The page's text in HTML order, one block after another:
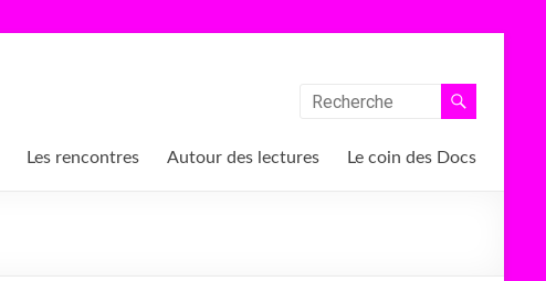
Les rencontres Autour des lectures Le coin des Docs